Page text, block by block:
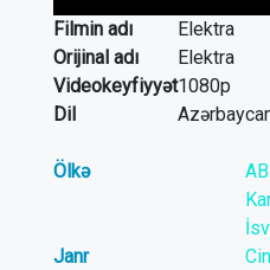
Filmin adı
Elektra
Orijinal adı
Elektra
Videokeyfiyyət1080p
Dil
Ölkə
Janr